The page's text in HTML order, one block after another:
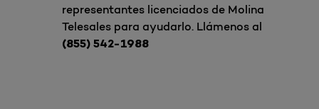
representantes licenciados de Molina
Telesales para ayudarlo. Llámenos al
(855) 542-1988